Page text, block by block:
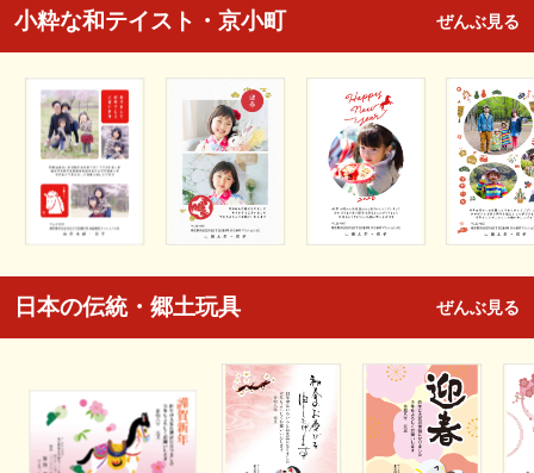
小粋な和テイスト・京小町 ぜんぶ見る
日本の伝統・郷土玩具 ぜんぶ見る